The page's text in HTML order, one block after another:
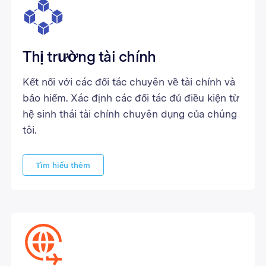
Thị trường tài chính
Kết nối với các đối tác chuyên về tài chính và
bảo hiểm. Xác định các đối tác đủ điều kiện từ
hệ sinh thái tài chính chuyên dụng của chúng
tôi.
Tìm hiểu thêm